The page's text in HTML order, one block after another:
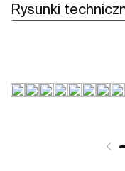
Rysunki